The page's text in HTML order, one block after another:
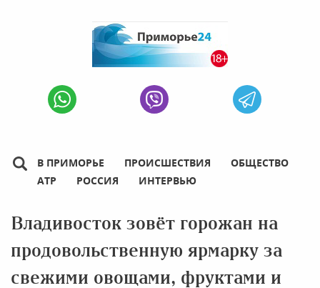
В ПРИМОРЬЕ ПРОИСШЕСТВИЯ
ОБЩЕСТВО
АТР
РОССИЯ ИНТЕРВЬЮ
Владивосток зовёт горожан на
продовольственную ярмарку за
свежими овощами, фруктами и